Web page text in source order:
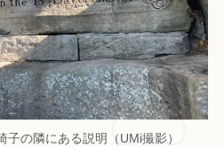
子の隣にある説明（UMi撮影）